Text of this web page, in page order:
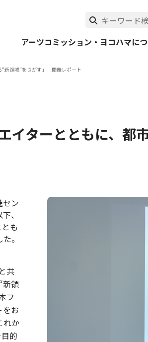
アーツコミッション・ヨコハマに
“新領域”をさがす」 開催レポート
イターとともに、都
セン
、
も
。
共
新領
フ
をお
れか
的